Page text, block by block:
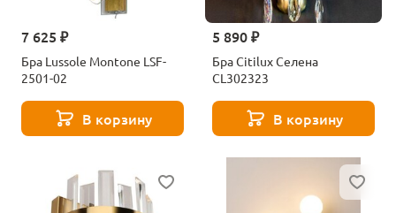
7 625 ₽
Бра Lussole Montone LSF-
2501-02
В корзину
5 890 ₽
Бра Citilux Селена
CL302323
В корзину